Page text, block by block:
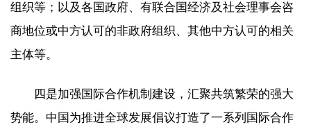
组织等；以及各国政府、有联合国经济及社会理事会咨
商地位或中方认可的非政府组织、其他中方认可的相关
主体等。
四是加强国际合作机制建设，汇聚共筑繁荣的强大
势能。中国为推进全球发展倡议打造了一系列国际合作